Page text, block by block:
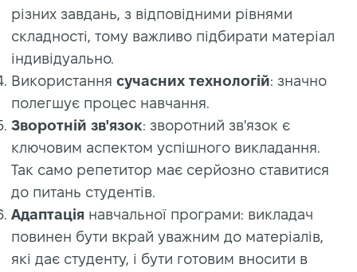
різних завдань, з відповідними рівнями
складності, тому важливо підбирати матеріал
індивідуально.
Використання сучасних технологій: значно
полегшує процес навчання.
Зворотній зв'язок: зворотний зв'язок є
ключовим аспектом успішного викладання.
Так само репетитор має серйозно ставитися
до питань студентів.
Адаптація навчальної програми: викладач
повинен бути вкрай уважним до матеріалів,
які дає студенту, і бути готовим вносити в